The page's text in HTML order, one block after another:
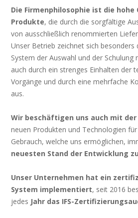
Die Firmenphilosophie ist die
Produkte, die durch die sorgfältige
von ausschließlich renommierten
Unser Betrieb zeichnet sich besonders
System der Auswahl und der Schulung
auch durch ein strenges Einhalten der
Vorgänge und durch eine mehrfache
aus.
Wir beschäftigen uns auch mit
neuen Produkten und Technologien
Gebrauch, welche uns ermöglichen,
neuesten Stand der Entwicklung
Unser Unternehmen hat ein
System implementiert, seit 2016
jedes Jahr das IFS-